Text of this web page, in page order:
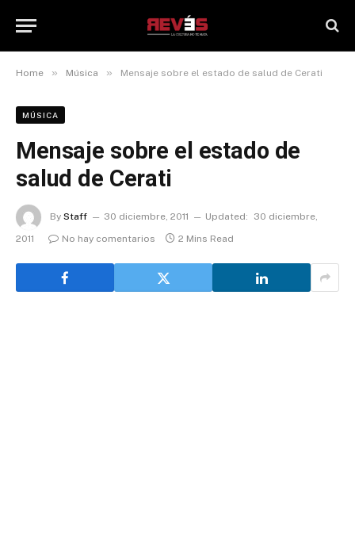
Home » Música » Mensaje sobre el estado de salud de Cerati
MÚSICA
Mensaje sobre el estado de
salud de Cerati
By Staff 30 diciembre, 2011 Updated:
30 diciembre,
2011
No hay comentarios 2 Mins Read